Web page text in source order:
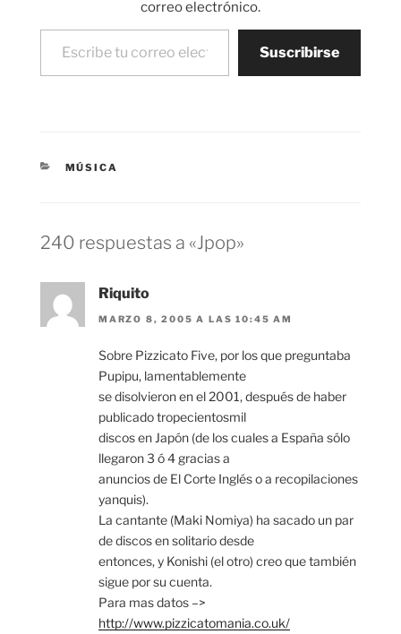
correo electrónico.
Escribe tu correo electrónico…
Suscribirse
CATEGORÍAS
MÚSICA
240 respuestas a «Jpop»
Riquito
MARZO 8, 2005 A LAS 10:45 AM
Sobre Pizzicato Five, por los que preguntaba
Pupipu, lamentablemente
se disolvieron en el 2001, después de haber
publicado tropecientosmil
discos en Japón (de los cuales a España sólo
llegaron 3 ó 4 gracias a
anuncios de El Corte Inglés o a recopilaciones
yanquis).
La cantante (Maki Nomiya) ha sacado un par
de discos en solitario desde
entonces, y Konishi (el otro) creo que también
sigue por su cuenta.
Para mas datos –>
http://www.pizzicatomania.co.uk/